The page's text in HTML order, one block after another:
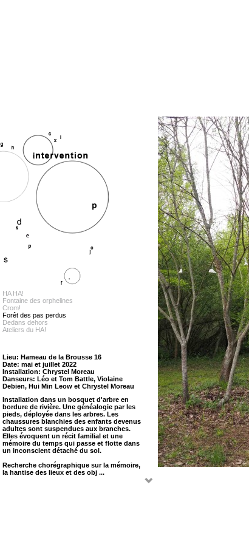
HA HA!
Fontaine des orphelines
Crom!
Forêt des pas perdus
Dedans dehors
Ateliers du HA!
Lieu: Hameau de la Brousse 16
Date: mai et juillet 2022
Installation: Chrystel Moreau
Danseurs: Léo et Tom Battle, Violaine
Debien, Hui Min Leow et Chrystel Moreau
Installation dans un bosquet d'arbre en
bordure de rivière. Une généalogie par les
pieds, déployée dans les arbres. Les
chaussures blanchies des enfants devenus
adultes sont suspendues aux branches.
Elles évoquent un récit familial et une
mémoire du temps qui passe et flotte dans
un inconscient détaché du sol.
Recherche chorégraphique sur la mémoire,
la hantise des lieux et des obj ...